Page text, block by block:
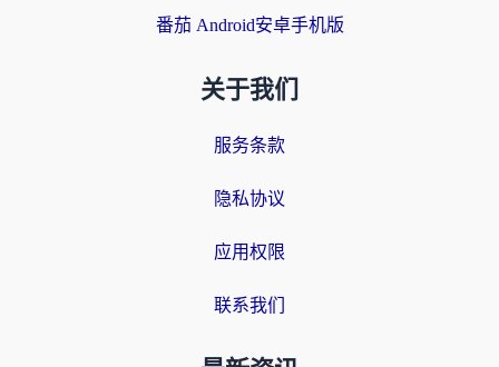
番茄 Android安卓手机版
关于我们
服务条款
隐私协议
应用权限
联系我们